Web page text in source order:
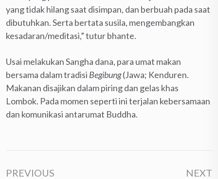
yang tidak hilang saat disimpan, dan berbuah pada saat
dibutuhkan. Serta bertata susila, mengembangkan
kesadaran/meditasi,” tutur bhante.
Usai melakukan Sangha dana, para umat makan
bersama dalam tradisi Begibung(Jawa; Kenduren.
Makanan disajikan dalam piring dan gelas khas
Lombok. Pada momen seperti ini terjalan kebersamaan
dan komunikasi antarumat Buddha.
PREVIOUS NEXT